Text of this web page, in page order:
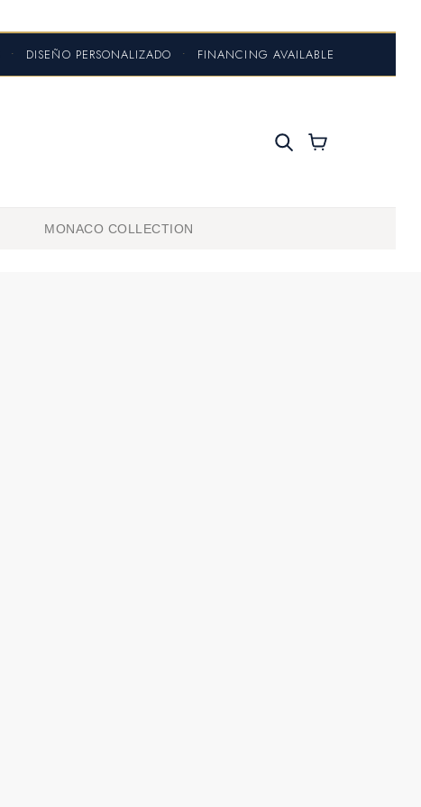
• DISEÑO PERSONALIZADO • FINANCING AVAILABLE
MONACO COLLECTION